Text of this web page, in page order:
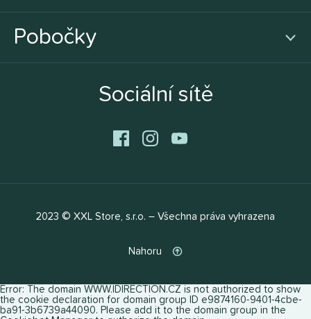
Pobočky
Sociální sítě
2023 © XXL Store, s.r.o. – Všechna práva vyhrazena
Nahoru
Error: The domain WWW.IDIRECTION.CZ is not authorized to show
the cookie declaration for domain group ID e9874160-9401-4cbe-
ba91-3b6739a44090. Please add it to the domain group in the